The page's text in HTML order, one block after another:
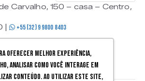
oferecer melhor experiência,
analisar como você interage em
conteúdo. Ao utilizar este site,
Carvalho, 150 – casa – Centro,
|
+55 (32) 9 9800 8403